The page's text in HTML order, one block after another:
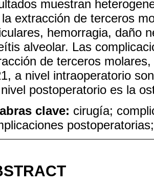
muestran
extracción de terceros
hemorragia, daño
alveolar. Las
de terceros
a nivel intraoperatorio
postoperatorio es la
clave: cirugía;